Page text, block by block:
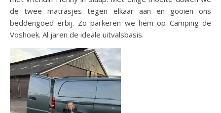
de twee matrasjes tegen elkaar aan en gooien ons
beddengoed erbij. Zo parkeren we hem op Camping de
Voshoek. Al jaren de ideale uitvalsbasis.